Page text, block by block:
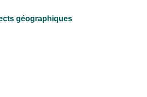
géographiques